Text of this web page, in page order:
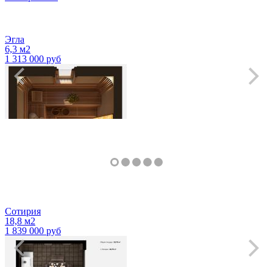
бруса
Эгла
6,3 м2
1 313 000 руб
Сотирия
18,8 м2
1 839 000 руб